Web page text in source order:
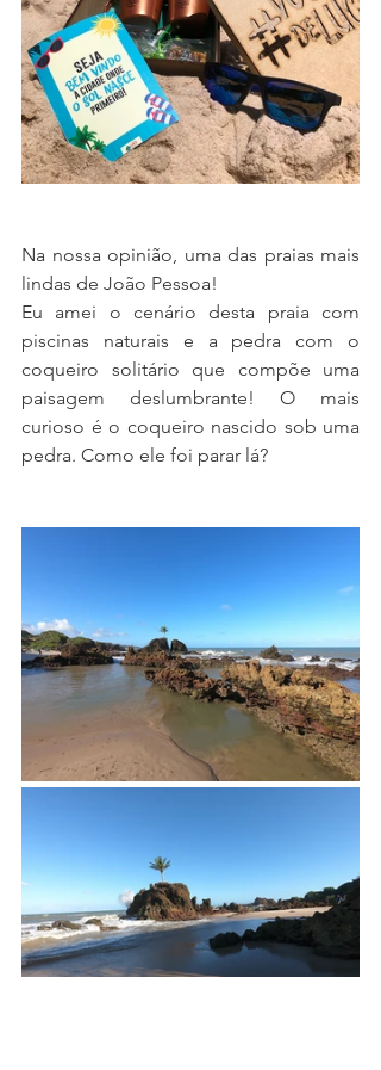
Na nossa opinião, uma das praias mais
lindas de João Pessoa!
Eu amei o cenário desta praia com
piscinas naturais e a pedra com o
coqueiro solitário que compõe uma
paisagem deslumbrante! O mais
curioso é o coqueiro nascido sob uma
pedra. Como ele foi parar lá?